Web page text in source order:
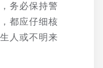
务必保持警
都应仔细核
人或不明来